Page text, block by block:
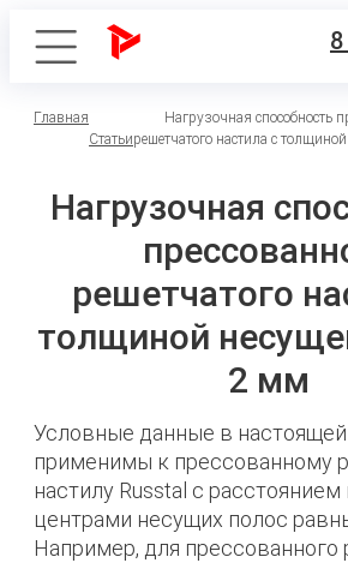
Главная
Статьи
Нагрузочная способность
решетчатого настила с
Нагрузочная
решетчатого
толщиной
2 мм
Условные данные в
применимы к прессованному
настилу Russtal с
центрами несущих полос
Например, для прессованного